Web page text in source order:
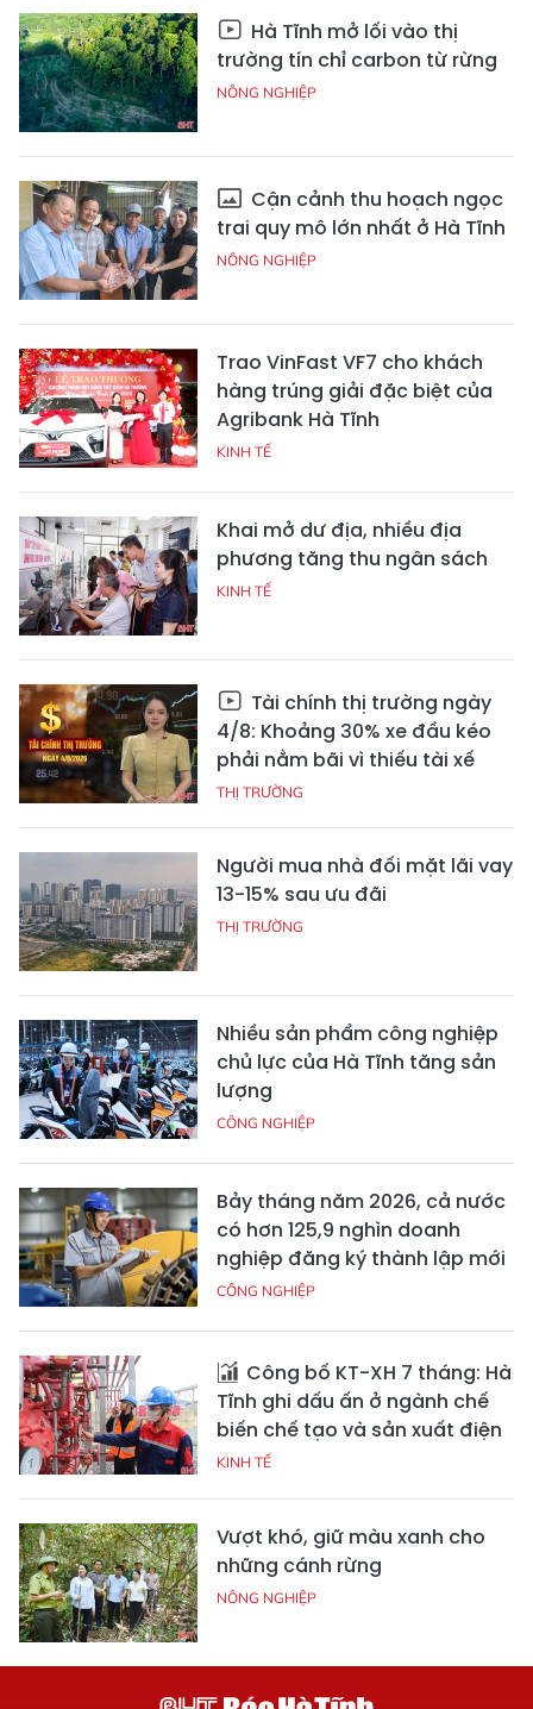
Hà Tĩnh mở lối vào thị
trường tín chỉ carbon từ rừng
NÔNG NGHIỆP
Cận cảnh thu hoạch ngọc
trai quy mô lớn nhất ở Hà Tĩnh
NÔNG NGHIỆP
Trao VinFast VF7 cho khách
hàng trúng giải đặc biệt của
Agribank Hà Tĩnh
KINH TẾ
Khai mở dư địa, nhiều địa
phương tăng thu ngân sách
KINH TẾ
Tài chính thị trường ngày
4/8: Khoảng 30% xe đầu kéo
phải nằm bãi vì thiếu tài xế
THỊ TRƯỜNG
Người mua nhà đối mặt lãi vay
13-15% sau ưu đãi
THỊ TRƯỜNG
Nhiều sản phẩm công nghiệp
chủ lực của Hà Tĩnh tăng sản
lượng
CÔNG NGHIỆP
Bảy tháng năm 2026, cả nước
có hơn 125,9 nghìn doanh
nghiệp đăng ký thành lập mới
CÔNG NGHIỆP
Công bố KT-XH 7 tháng: Hà
Tĩnh ghi dấu ấn ở ngành chế
biến chế tạo và sản xuất điện
KINH TẾ
Vượt khó, giữ màu xanh cho
những cánh rừng
NÔNG NGHIỆP